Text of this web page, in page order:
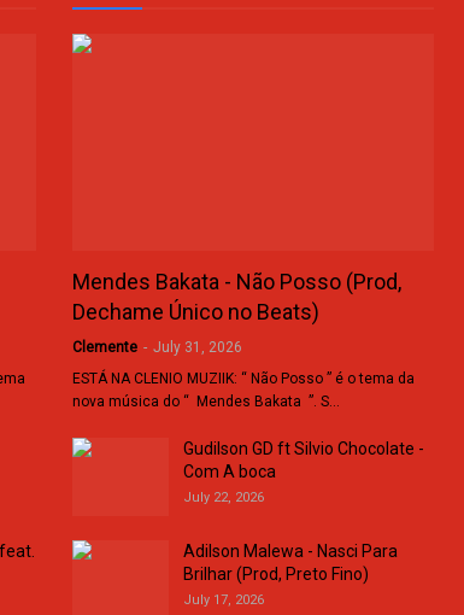
Mendes Bakata - Não Posso (Prod,
Dechame Único no Beats)
Clemente - July 31, 2026
ESTÁ NA CLENIO MUZIIK: “ Não Posso ” é o tema da
nova música do “ Mendes Bakata ”. S…
Gudilson GD ft Silvio Chocolate -
Com A boca
July 22, 2026
Adilson Malewa - Nasci Para
Brilhar (Prod, Preto Fino)
July 17, 2026